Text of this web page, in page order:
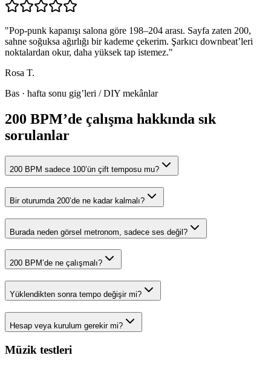
"Pop-punk kapanışı salona göre 198–204 arası. Sayfa zaten 200,
sahne soğuksa ağırlığı bir kademe çekerim. Şarkıcı downbeat’leri
noktalardan okur, daha yüksek tap istemez."
Rosa T.
Bas · hafta sonu gig’leri /DIY mekânlar
200 BPM’de çalışma hakkında sık
sorulanlar
200 BPM sadece 100’ün çift temposu mu?
Bir oturumda 200’de ne kadar kalmalı?
Burada neden görsel metronom, sadece ses değil?
200 BPM’de ne çalışmalı?
Yüklendikten sonra tempo değişir mi?
Hesap veya kurulum gerekir mi?
Müzik testleri